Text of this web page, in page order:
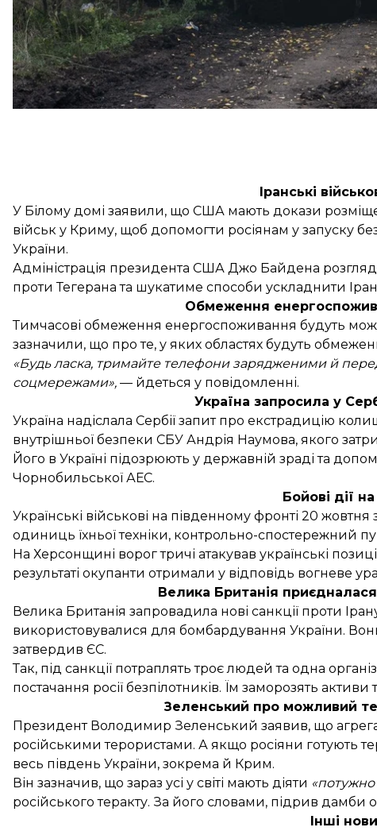
Іранські
У Білому домі заявили, що США мають докази
військ у Криму, щоб допомогти росіянам у запуску
України.
Адміністрація президента США Джо Байдена
проти Тегерана та шукатиме способи ускладнити
Обмеження
Тимчасові обмеження енергоспоживання будуть
зазначили, що про те, у яких областях будуть
«Будь ласка, тримайте телефони зарядженими й
соцмережами», — йдеться у повідомленні.
Україна запросила у
Україна надіслала Сербії запит про екстрадицію
внутрішньої безпеки СБУ Андрія Наумова, якого
Його в Україні підозрюють у державній зраді та
Чорнобильської АЕС.
Бойові дії на
Українські військові на південному фронті 20 жовтня
одиниць їхньої техніки, контрольно-спостережний
На Херсонщині ворог тричі атакував українські
результаті окупанти отримали у відповідь вогневе
Велика Британія
Велика Британія запровадила нові санкції проти
використовувалися для бомбардування України.
затвердив ЄС.
Так, під санкції потраплять троє людей та одна
постачання росії безпілотників. Їм заморозять активи
Зеленський про можливий
Президент Володимир Зеленський заявив, що
російськими терористами. А якщо росіяни готують
весь південь України, зокрема й Крим.
Він зазначив, що зараз усі у світі мають діяти
російського теракту. За його словами, підрив дамби
Інші